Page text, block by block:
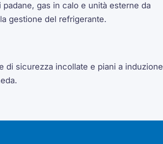
gas in calo e unità esterne da
gestione del refrigerante.
di sicurezza incollate e piani a induzione